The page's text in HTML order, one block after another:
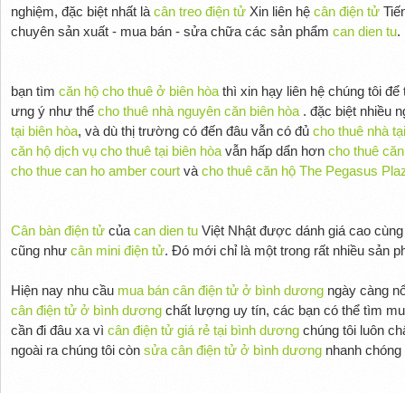
nghiệm, đặc biệt nhất là cân treo điện tửXin liên hệ cân điện tử
chuyên sản xuất - mua bán - sửa chữa các sản phẩm can dien tu.
bạn tìm căn hộ cho thuê ở biên hòathì xin hạy liên hệ chúng tôi
ưng ý như thể cho thuê nhà nguyên căn biên hòa. đặc biệt nhiều
tại biên hòa, và dù thị trường có đến đâu vẫn có đủ cho thuê nhà
căn hộ dịch vụ cho thuê tại biên hòavẫn hấp dẩn hơn cho thuê
cho thue can ho amber courtvà cho thuê căn hộ The Pegasus
Cân bàn điện tửcủa can dien tuViệt Nhật được dánh giá cao
cũng như cân mini điện tử. Đó mới chỉ là một trong rất nhiều sản
Hiện nay nhu cầu mua bán cân điện tử ở bình dươngngày càng
cân điện tử ở bình dươngchất lượng uy tín, các bạn có thể tìm
cần đi đâu xa vì cân điện tử giá rẻ tại bình dươngchúng tôi luôn
ngoài ra chúng tôi còn sửa cân điện tử ở bình dươngnhanh chóng